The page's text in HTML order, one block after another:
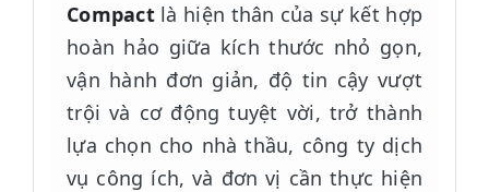
Compactlà hiện thân của sự kết hợp
hoàn hảo giữa kích thước nhỏ gọn,
vận hành đơn giản, độ tin cậy vượt
trội và cơ động tuyệt vời, trở thành
lựa chọn cho nhà thầu, công ty dịch
vụ công ích, và đơn vị cần thực hiện